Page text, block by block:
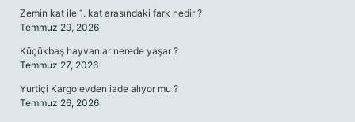
Zemin kat ile 1. kat arasındaki fark nedir ?
Temmuz 29, 2026
Küçükbaş hayvanlar nerede yaşar ?
Temmuz 27, 2026
Yurtiçi Kargo evden iade alıyor mu ?
Temmuz 26, 2026